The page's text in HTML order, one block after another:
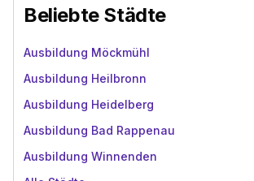
Beliebte Städte
Ausbildung Möckmühl
Ausbildung Heilbronn
Ausbildung Heidelberg
Ausbildung Bad Rappenau
Ausbildung Winnenden